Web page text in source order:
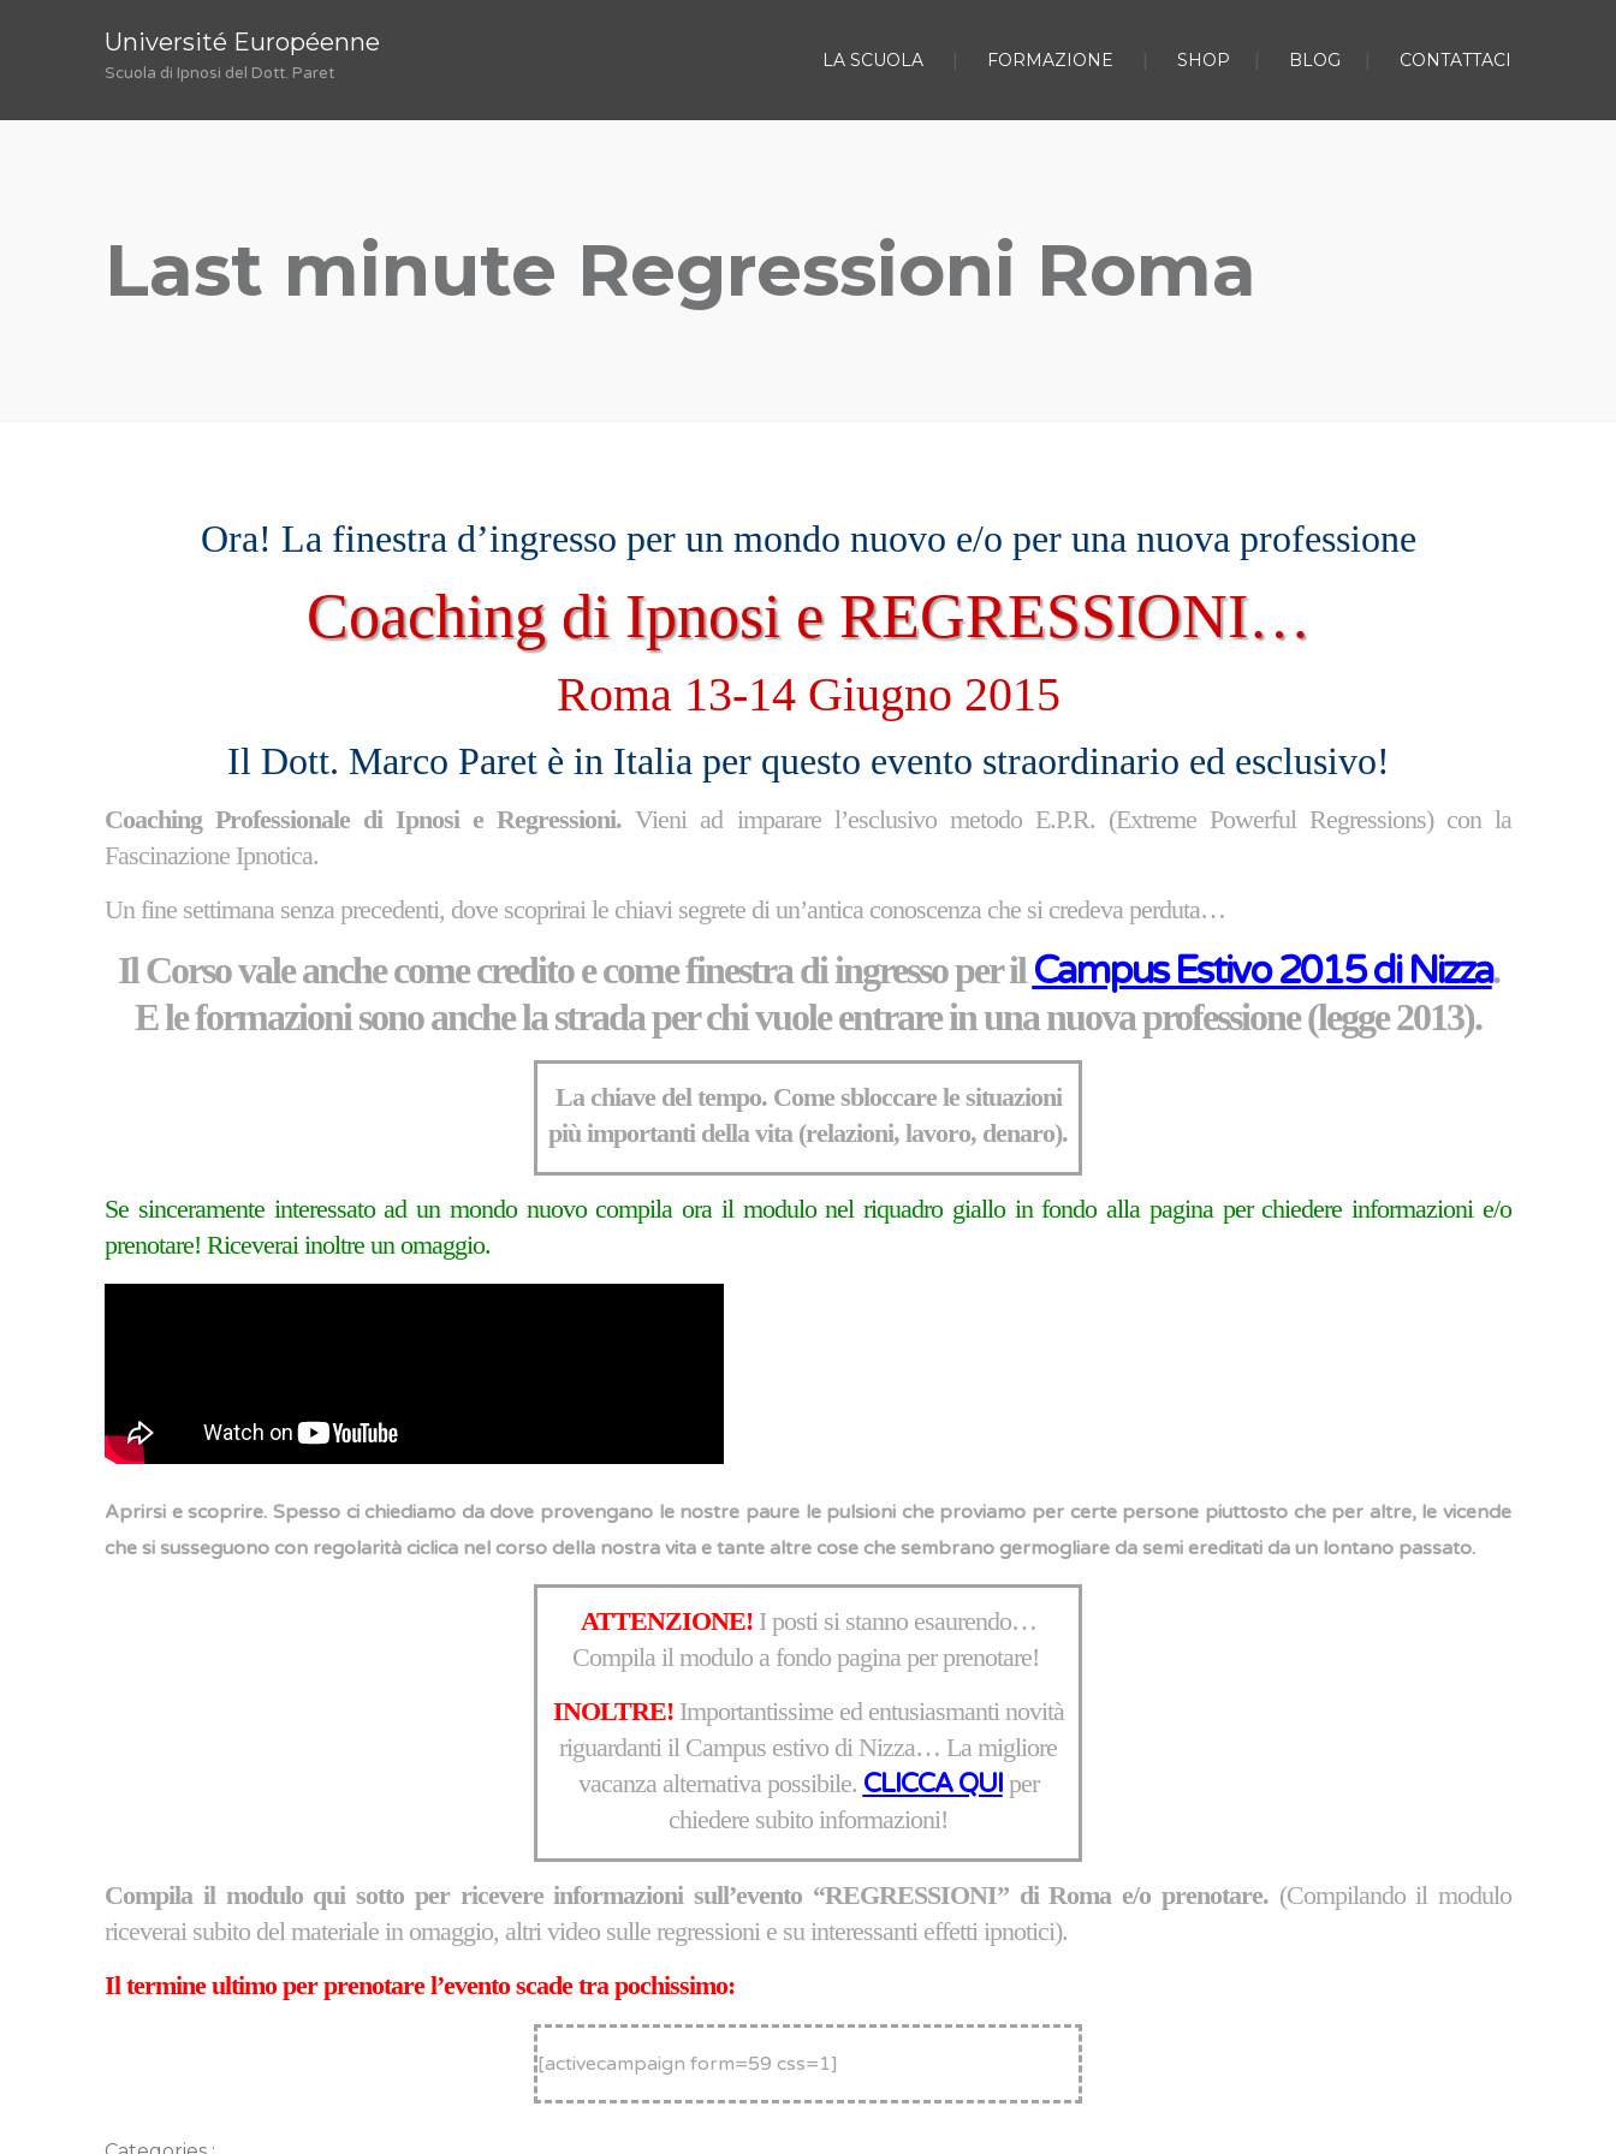
Université Européenne
Scuola di Ipnosi del Dott. Paret
LA SCUOLA FORMAZIONE SHOP BLOG CONTATTACI
Last minute Regressioni Roma
Ora! La finestra d’ingresso per un mondo nuovo e/o per una nuova professione
Coaching di Ipnosi e REGRESSIONI…
Roma 13-14 Giugno 2015
Il Dott. Marco Paret è in Italia per questo evento straordinario ed esclusivo!
Coaching Professionale di Ipnosi e Regressioni. Vieni ad imparare l’esclusivo metodo E.P.R. (Extreme Powerful Regressions) con la
Fascinazione Ipnotica.
Un fine settimana senza precedenti, dove scoprirai le chiavi segrete di un’antica conoscenza che si credeva perduta…
Il Corso vale anche come credito e come finestra di ingresso per il Campus Estivo 2015 di Nizza.
E le formazioni sono anche la strada per chi vuole entrare in una nuova professione (legge 2013).
La chiave del tempo. Come sbloccare le situazioni
più importanti della vita (relazioni, lavoro, denaro).
Se sinceramente interessato ad un mondo nuovo compila ora il modulo nel riquadro giallo in fondo alla pagina per chiedere informazioni e/o
prenotare! Riceverai inoltre un omaggio.
Aprirsi e scoprire. Spesso ci chiediamo da dove provengano le nostre paure le pulsioni che proviamo per certe persone piuttosto che per altre, le vicende
che si susseguono con regolarità ciclica nel corso della nostra vita e tante altre cose che sembrano germogliare da semi ereditati da un lontano passato.
ATTENZIONE! I posti si stanno esaurendo…
Compila il modulo a fondo pagina per prenotare!
INOLTRE!Importantissime ed entusiasmanti novità
riguardanti il Campus estivo di Nizza… La migliore
vacanza alternativa possibile. CLICCA QUIper
chiedere subito informazioni!
Compila il modulo qui sotto per ricevere informazioni sull’evento “REGRESSIONI” di Roma e/o prenotare. (Compilando il modulo
riceverai subito del materiale in omaggio, altri video sulle regressioni e su interessanti effetti ipnotici).
Il termine ultimo per prenotare l’evento scade tra pochissimo:
[activecampaign form=59 css=1]